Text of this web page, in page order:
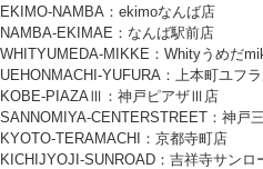
EKIMO-NAMBA：ekimoなんば店
NAMBA-EKIMAE：なんば駅前店
WHITYUMEDA-MIKKE：Whityうめだ
UEHONMACHI-YUFURA：上本町ユフ
KOBE-PIAZAⅢ：神戸ピアザⅢ店
SANNOMIYA-CENTERSTREET：神戸
KYOTO-TERAMACHI：京都寺町店
KICHIJYOJI-SUNROAD：吉祥寺サンロ